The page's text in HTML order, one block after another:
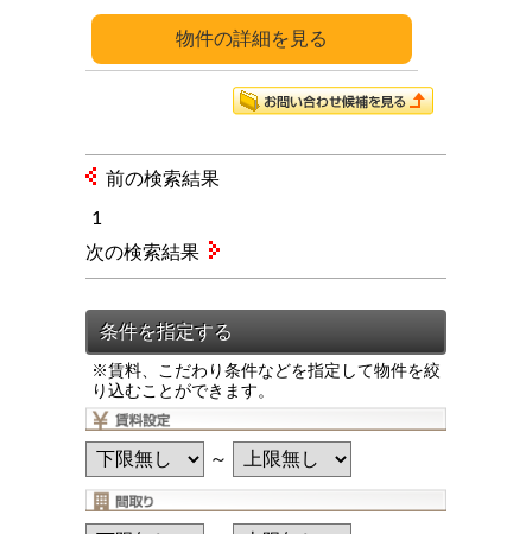
詳細
前の検索結果
1
※賃料、こだわり条件などを指定して物件を絞
り込むことができます。
～